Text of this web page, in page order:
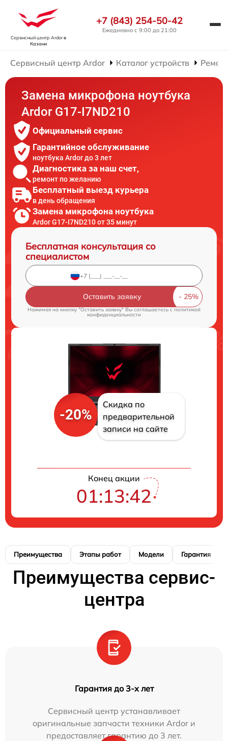
Сервисный центр Ardorв
Казани
+7 (843) 254-50-42
Ежедневно с 9:00 до 21:00
Сервисный центр Ardor Каталог устройств
Замена микрофона ноутбука
Ardor G17-I7ND210
Официальный сервис
Гарантийное обслуживание
ноутбука Ardor до 3 лет
Диагностика за наш счет,
ремонт по желанию
Бесплатный выезд курьера
в день обращения
Замена микрофона ноутбука
Ardor G17-I7ND210 от 35 минут
Бесплатная консультация со
специалистом
Оставить заявку
Нажимая на кнопку "Оставить заявку" Вы соглашаетесь cполитикой
конфиденциальности
-20%
Скидка по
предварительной
записи на сайте
Конец акции
01:13:41
Преимущества Этапы работ Модели Гарантия
Преимущества сервис-
центра
Гарантия до 3-х лет
Сервисный центр устанавливает
оригинальные запчасти техники Ardor и
предоставляет гарантию до 3 лет.